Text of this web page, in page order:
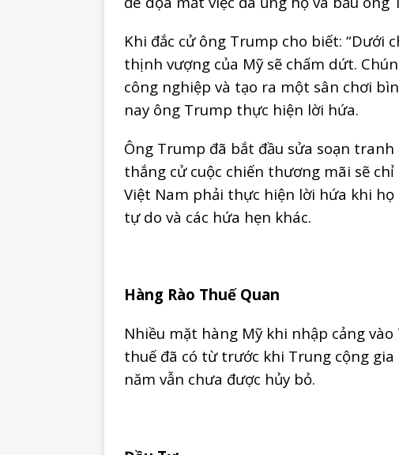
Khi đắc cử ông Trump cho biết: “Dưới
thịnh vượng của Mỹ sẽ chấm dứt.
công nghiệp và tạo ra một sân chơi
nay ông Trump thực hiện lời hứa.
Ông Trump đã bắt đầu sửa soạn
thắng cử cuộc chiến thương mãi sẽ
Việt Nam phải thực hiện lời hứa khi
tự do và các hứa hẹn khác.
Hàng Rào Thuế Quan
Nhiều mặt hàng Mỹ khi nhập cảng
thuế đã có từ trước khi Trung cộng gia
năm vẫn chưa được hủy bỏ.